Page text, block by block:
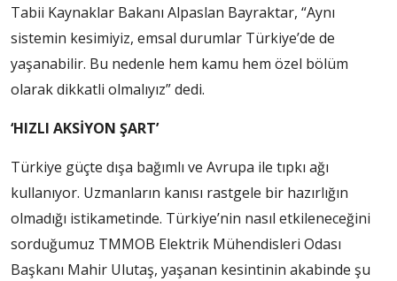
Tabii Kaynaklar Bakanı Alpaslan Bayraktar, “Aynı
sistemin kesimiyiz, emsal durumlar Türkiye’de de
yaşanabilir. Bu nedenle hem kamu hem özel bölüm
olarak dikkatli olmalıyız” dedi.
‘HIZLI AKSİYON ŞART’
Türkiye güçte dışa bağımlı ve Avrupa ile tıpkı ağı
kullanıyor. Uzmanların kanısı rastgele bir hazırlığın
olmadığı istikametinde. Türkiye’nin nasıl etkileneceğini
sorduğumuz TMMOB Elektrik Mühendisleri Odası
Başkanı Mahir Ulutaş, yaşanan kesintinin akabinde şu